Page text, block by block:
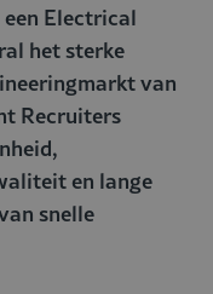
Electrical
het sterke
van
Recruiters
en lange
snelle